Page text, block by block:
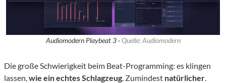
Audiomodern Playbeat 3 · Quelle: Audiomodern
Die große Schwierigkeit beim Beat-Programming: es klingen
lassen, wie ein echtes Schlagzeug . Zumindest natürlicher